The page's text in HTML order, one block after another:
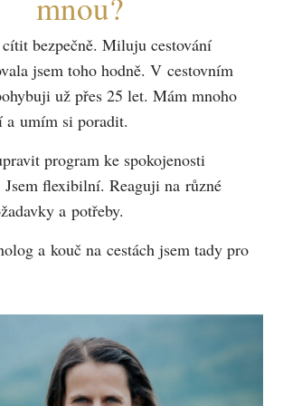
cítit bezpečně. Miluju cestování
jsem toho hodně. V cestovním
už přes 25 let. Mám mnoho
a umím si poradit.
program ke spokojenosti
Jsem flexibilní. Reaguji na různé
a potřeby.
a kouč na cestách jsem tady pro